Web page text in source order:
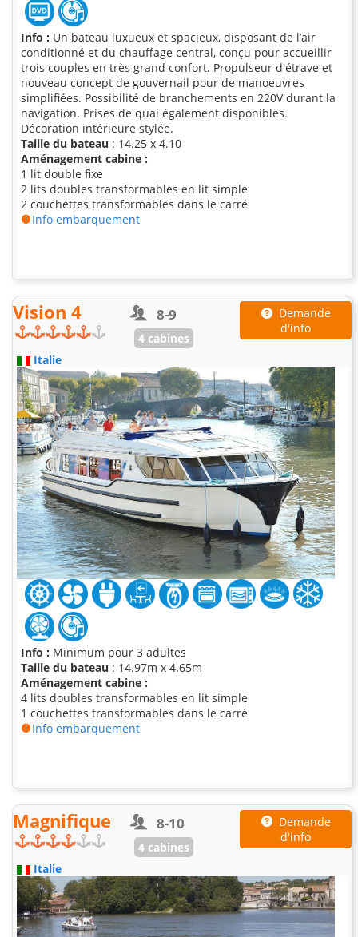
Info : Un bateau luxueux et spacieux, disposant de l’air
conditionné et du chauffage central, conçu pour accueillir
trois couples en très grand confort. Propulseur d'étrave et
nouveau concept de gouvernail pour de manoeuvres
simplifiées. Possibilité de branchements en 220V durant la
navigation. Prises de quai également disponibles.
Décoration intérieure stylée.
Taille du bateau : 14.25 x 4.10
Aménagement cabine :
1 lit double fixe
2 lits doubles transformables en lit simple
2 couchettes transformables dans le carré
Info embarquement
Vision 4 8-9
4 cabines
Demande
d'info
Italie
Info : Minimum pour 3 adultes
Taille du bateau : 14.97m x 4.65m
Aménagement cabine :
4 lits doubles transformables en lit simple
1 couchettes transformables dans le carré
Info embarquement
Magnifique 8-10
4 cabines
Demande
d'info
Italie